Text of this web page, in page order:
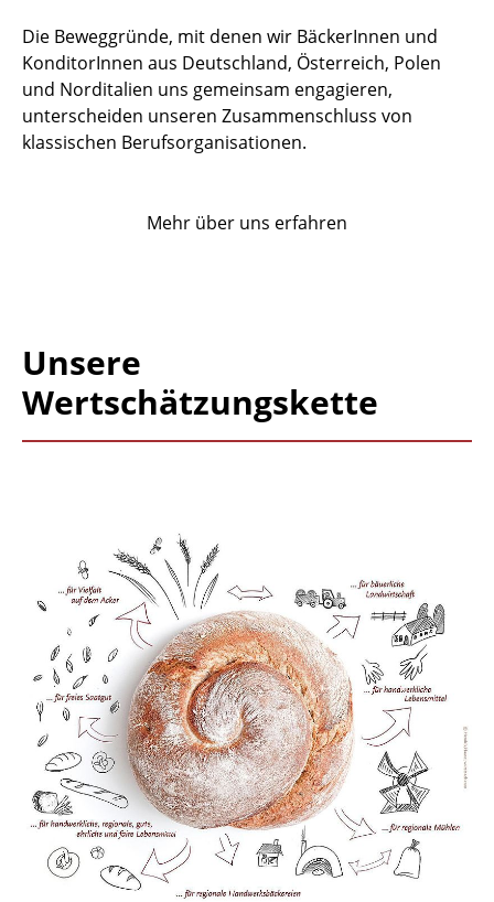
Die Beweggründe, mit denen wir BäckerInnen und
KonditorInnen aus Deutschland, Österreich, Polen
und Norditalien uns gemeinsam engagieren,
unterscheiden unseren Zusammenschluss von
klassischen Berufsorganisationen.
Mehr über uns erfahren
Unsere
Wertschätzungskette